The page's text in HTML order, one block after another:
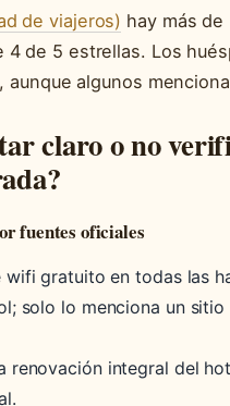
de viajeros) hay más
4 de 5 estrellas. Los
aunque algunos
claro o no
fuentes oficiales
gratuito en todas las
solo lo menciona un sitio
renovación integral del